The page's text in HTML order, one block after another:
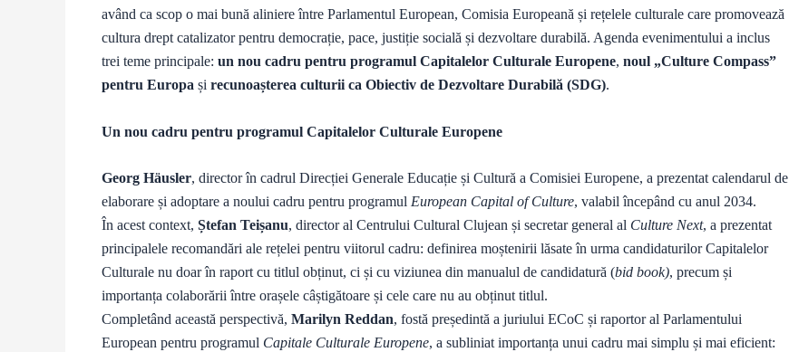
având ca scop o mai bună aliniere între Parlamentul European, Comisia Europeană și rețelele culturale care promovează
cultura drept catalizator pentru democrație, pace, justiție socială și dezvoltare durabilă. Agenda evenimentului a inclus
trei teme principale: un nou cadru pentru programul Capitalelor Culturale Europene, noul „Culture Compass”
pentru Europa și recunoașterea culturii ca Obiectiv de Dezvoltare Durabilă (SDG).
Un nou cadru pentru programul Capitalelor Culturale Europene
Georg Häusler, director în cadrul Direcției Generale Educație și Cultură a Comisiei Europene, a prezentat calendarul de
elaborare și adoptare a noului cadru pentru programul European Capital of Culture, valabil începând cu anul 2034.
În acest context, Ștefan Teișanu, director al Centrului Cultural Clujean și secretar general al Culture Next, a prezentat
principalele recomandări ale rețelei pentru viitorul cadru: definirea moștenirii lăsate în urma candidaturilor Capitalelor
Culturale nu doar în raport cu titlul obținut, ci și cu viziunea din manualul de candidatură (bid book), precum și
importanța colaborării între orașele câștigătoare și cele care nu au obținut titlul.
Completând această perspectivă, Marilyn Reddan, fostă președintă a juriului ECoC și raportor al Parlamentului
European pentru programul Capitale Culturale Europene, a subliniat importanța unui cadru mai simplu și mai eficient: